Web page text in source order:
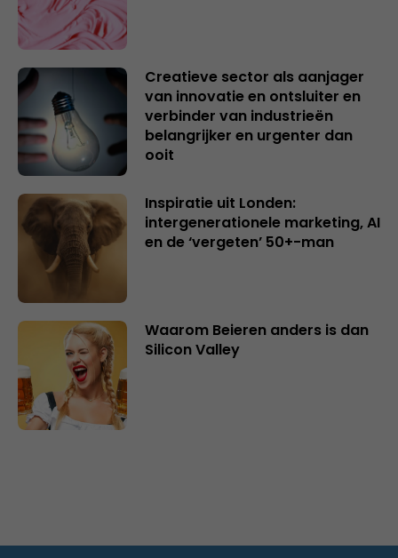
Creatieve sector als aanjager
van innovatie en ontsluiter en
verbinder van industrieën
belangrijker en urgenter dan
ooit
Inspiratie uit Londen:
intergenerationele marketing, AI
en de ‘vergeten’ 50+-man
Waarom Beieren anders is dan
Silicon Valley